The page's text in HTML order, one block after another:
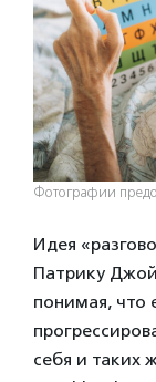
Фотографии
Идея
Патрику
понимая, что
себя и таких